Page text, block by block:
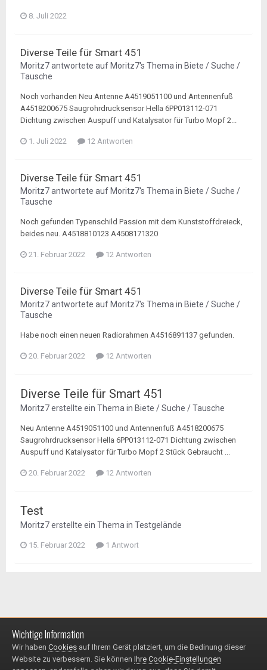
8. Juli 2022
Diverse Teile für Smart 451
Moritz7antwortete auf Moritz7's Thema in Biete / Suche /
Tausche
Noch vorhanden Neu Antenne A4519051100 und Antennenfuß
A4518200675 Saugrohrdrucksensor Hella 6PP013112-071
Dichtung zwischen Auspuff und Katalysator für Turbo Mopf 2...
1. Juli 2022 12 Antworten
Diverse Teile für Smart 451
Moritz7antwortete auf Moritz7's Thema in Biete / Suche /
Tausche
Noch gefunden Typenschild Passion mit dem Kunststoffdreieck,
beides neu. A4518810123 A4508171320
21. Februar 2022 12 Antworten
Diverse Teile für Smart 451
Moritz7antwortete auf Moritz7's Thema in Biete / Suche /
Tausche
Habe noch einen neuen Radiorahmen A4516891137 gefunden.
20. Februar 2022 12 Antworten
Diverse Teile für Smart 451
Moritz7erstellte ein Thema in Biete / Suche / Tausche
Neu Antenne A4519051100 und Antennenfuß A4518200675
Saugrohrdrucksensor Hella 6PP013112-071 Dichtung zwischen
Auspuff und Katalysator für Turbo Mopf 2 Stück Gebraucht ...
20. Februar 2022 12 Antworten
Test
Moritz7erstellte ein Thema in Testgelände
15. Februar 2022 1 Antwort
Impressum / Datenschutzerklärung
© 1999 - 2025
Powered by Invision Community
Wichtige Information
Wir haben Cookies auf Ihrem Gerät platziert, um die Bedinung dieser
Website zu verbessern. Sie können Ihre Cookie-Einstellungen